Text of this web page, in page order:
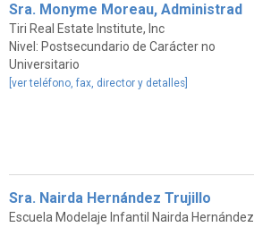
Sra. Monyme Moreau, Administrad
Tiri Real Estate Institute, Inc
Nivel: Postsecundario de Carácter no
Universitario
[ver teléfono, fax, director y detalles]
Sra. Nairda Hernández Trujillo
Escuela Modelaje Infantil Nairda Hernández